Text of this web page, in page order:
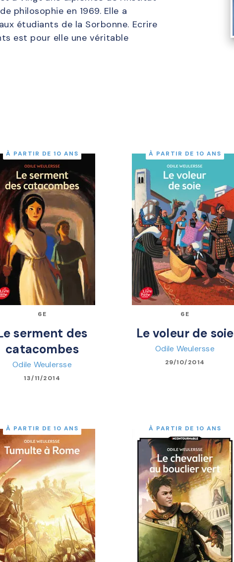
philosophie en 1969. Elle a
étudiants de la Sorbonne. Ecrire
est pour elle une véritable
À PARTIR DE 10 ANS
6E
serment des
catacombes
Odile Weulersse
13/11/2014
À PARTIR DE 10 ANS
6E
Le voleur de soie
Odile Weulersse
29/10/2014
À PARTIR DE 10 ANS À PARTIR DE 10 ANS